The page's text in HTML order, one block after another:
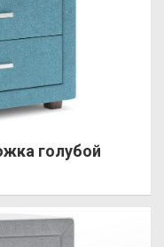
голубой